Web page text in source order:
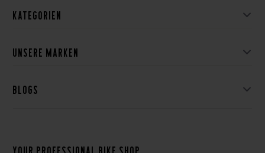
Kategorien
Unsere Marken
Blogs